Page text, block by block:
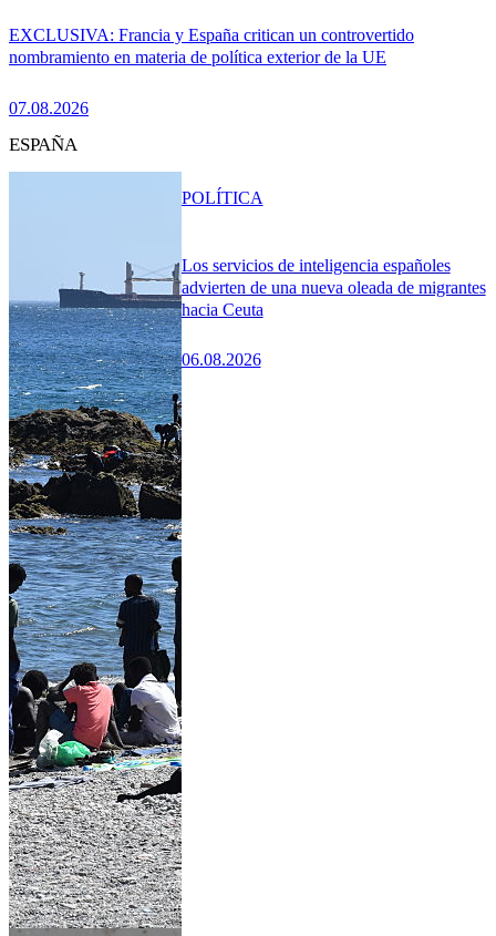
EXCLUSIVA: Francia y España critican un controvertido
nombramiento en materia de política exterior de la UE
07.08.2026
ESPAÑA
Los servicios de inteligencia españoles
advierten de una nueva oleada de migrantes
hacia Ceuta
06.08.2026
POLÍTICA